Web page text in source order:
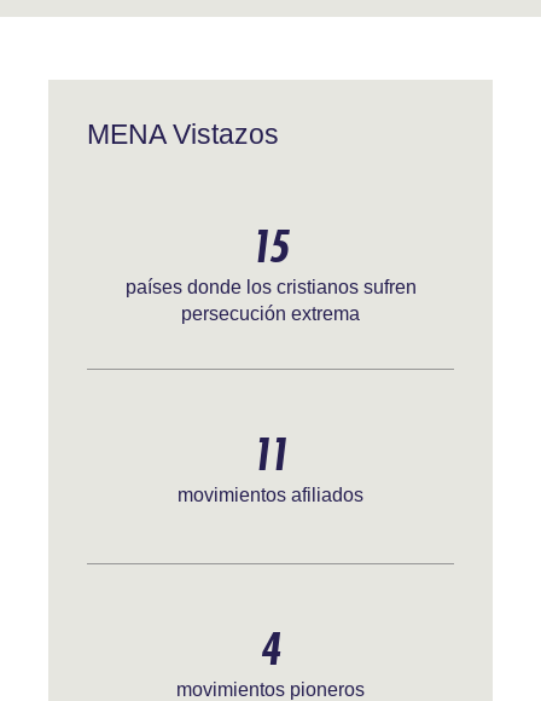
MENA Vistazos
15
países donde los cristianos sufren
persecución extrema
11
movimientos afiliados
4
movimientos pioneros